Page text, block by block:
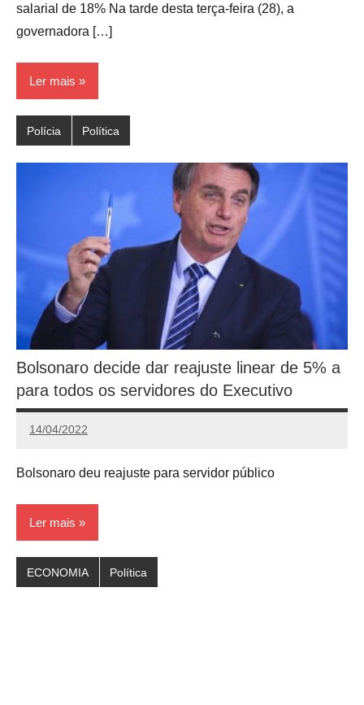
salarial de 18% Na tarde desta terça-feira (28), a
governadora […]
Ler mais
Polícia Política
Bolsonaro decide dar reajuste linear de 5% a
para todos os servidores do Executivo
14/04/2022
Redação
Bolsonaro deu reajuste para servidor público
Ler mais
ECONOMIA Política